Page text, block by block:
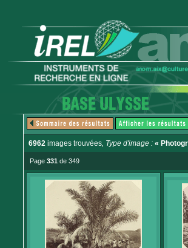
6962 images trouvées, Type d'image : «
Page 331 de 349